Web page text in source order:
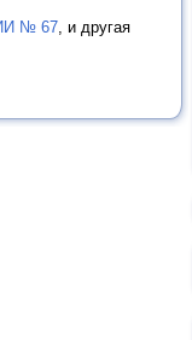
№ 67, и другая